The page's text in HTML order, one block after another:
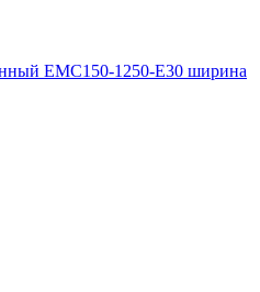
EMC150-1250-E30 ширина